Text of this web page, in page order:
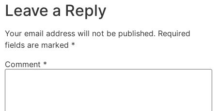
Leave a Reply
Your email address will not be published. Required
fields are marked *
Comment *